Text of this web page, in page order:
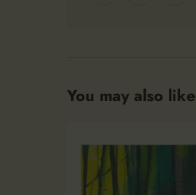
You may also like